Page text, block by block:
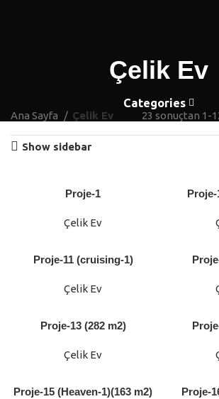
Çelik Ev
Categories
Ana Sayfa Çelik Ev 23 sonuçtan 1-
Show sidebar
Proje-1
Çelik Ev
Proje-11 (cruising-1)
Çelik Ev
Proje-13 (282 m2)
Çelik Ev
Proje-15 (Heaven-1)(163 m2) Proje-